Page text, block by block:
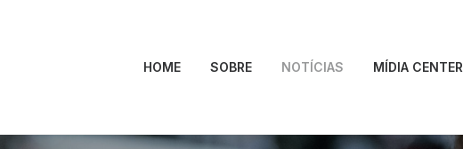
HOME SOBRE NOTÍCIAS MÍDIA CENTER